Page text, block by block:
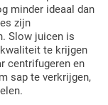
minder ideaal dan
zijn
Slow juicen is
te krijgen
centrifugeren en
sap te verkrijgen,